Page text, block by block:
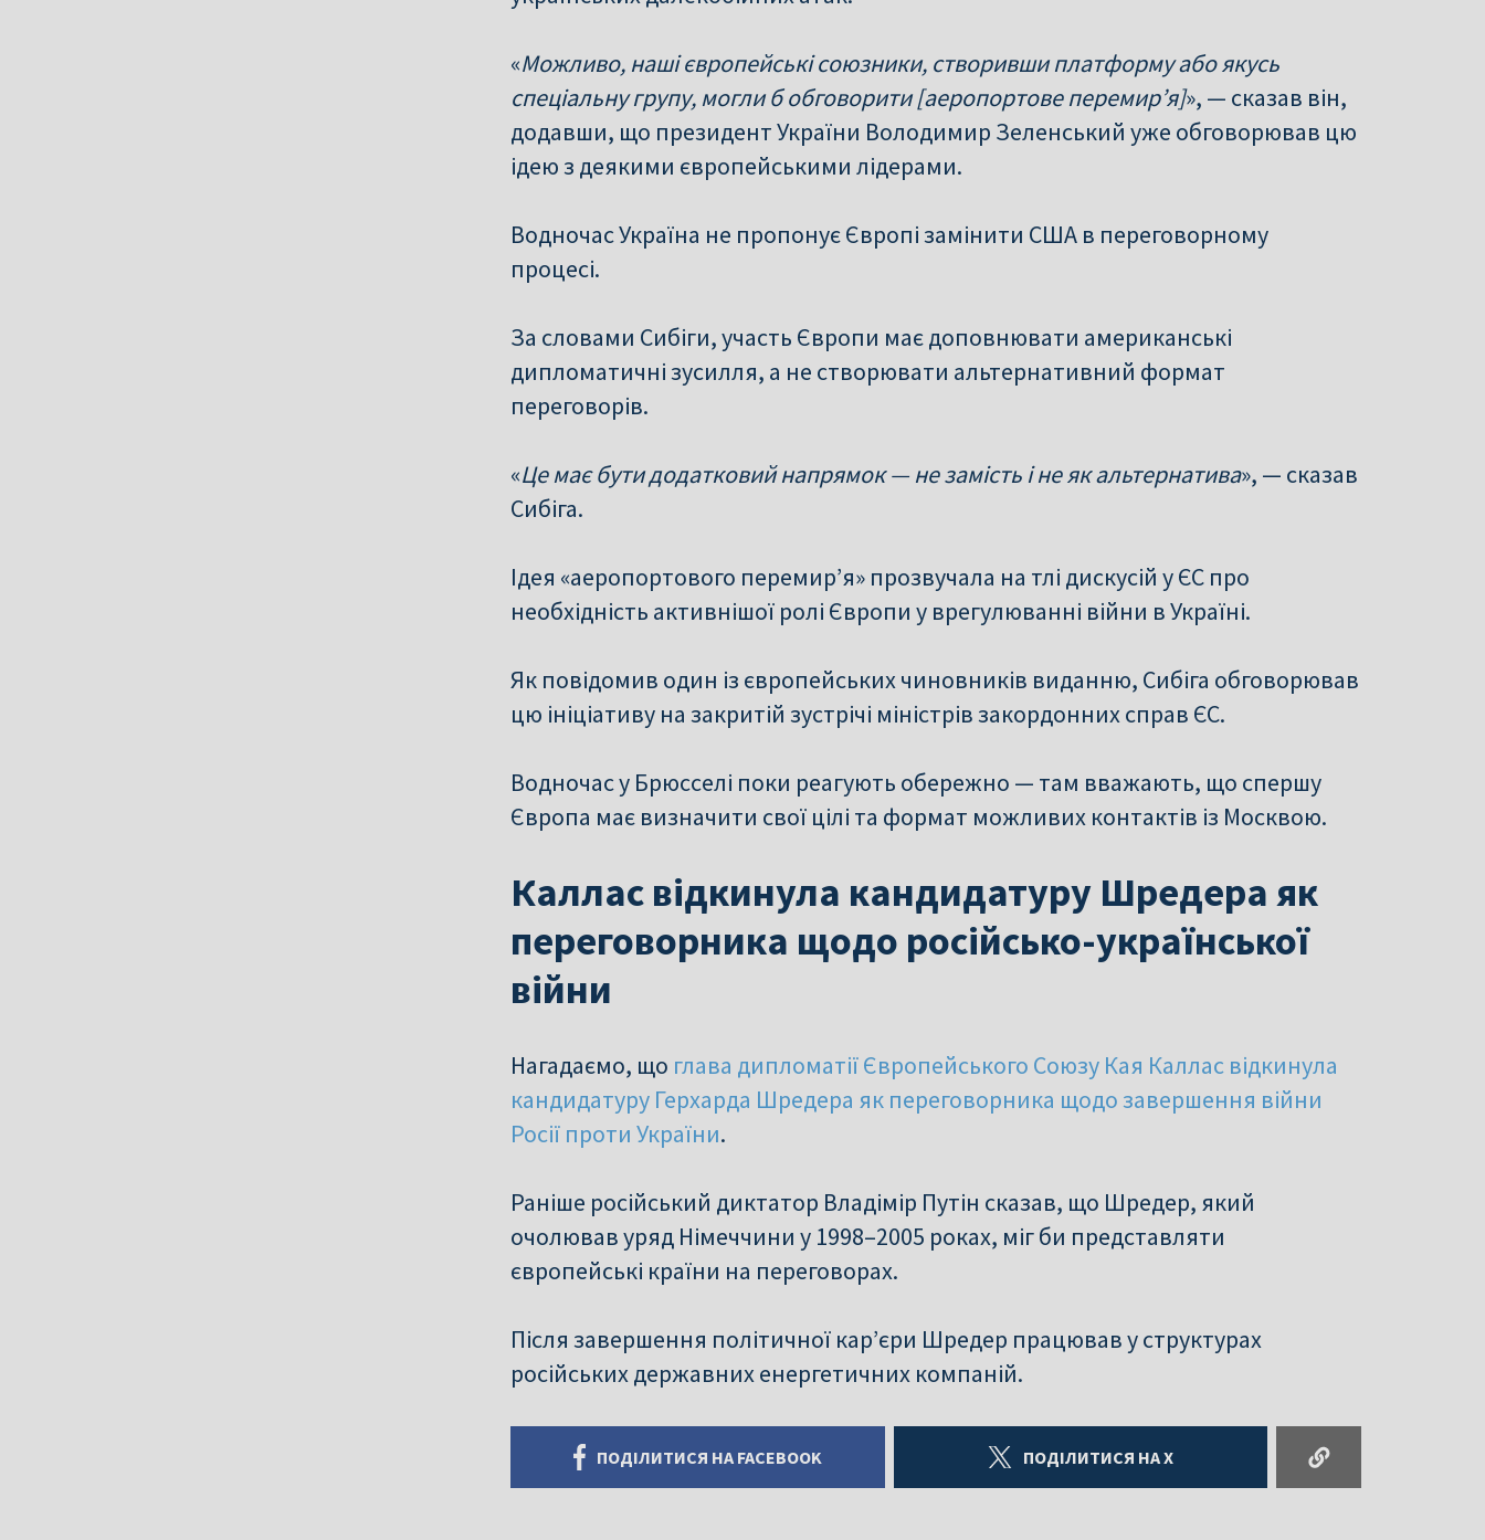
«Можливо, наші європейські союзники, створивши платформу або якусь
спеціальну групу, могли б обговорити [аеропортове перемир’я]», — сказав він,
додавши, що президент України Володимир Зеленський уже обговорював цю
ідею з деякими європейськими лідерами.
Водночас Україна не пропонує Європі замінити США в переговорному
процесі.
За словами Сибіги, участь Європи має доповнювати американські
дипломатичні зусилля, а не створювати альтернативний формат
переговорів.
«Це має бути додатковий напрямок — не замість і не як альтернатива», — сказав
Сибіга.
Ідея «аеропортового перемир’я» прозвучала на тлі дискусій у ЄС про
необхідність активнішої ролі Європи у врегулюванні війни в Україні.
Як повідомив один із європейських чиновників виданню, Сибіга обговорював
цю ініціативу на закритій зустрічі міністрів закордонних справ ЄС.
Водночас у Брюсселі поки реагують обережно — там вважають, що спершу
Європа має визначити свої цілі та формат можливих контактів із Москвою.
Каллас відкинула кандидатуру Шредера як
переговорника щодо російсько-української
війни
Нагадаємо, що глава дипломатії Європейського Союзу Кая Каллас відкинула
кандидатуру Герхарда Шредера як переговорника щодо завершення війни
Росії проти України.
Раніше російський диктатор Владімір Путін сказав, що Шредер, який
очолював уряд Німеччини у 1998–2005 роках, міг би представляти
європейські країни на переговорах.
Після завершення політичної кар’єри Шредер працював у структурах
російських державних енергетичних компаній.
ПОДІЛИТИСЯ НА FACEBOOK ПОДІЛИТИСЯ НА X